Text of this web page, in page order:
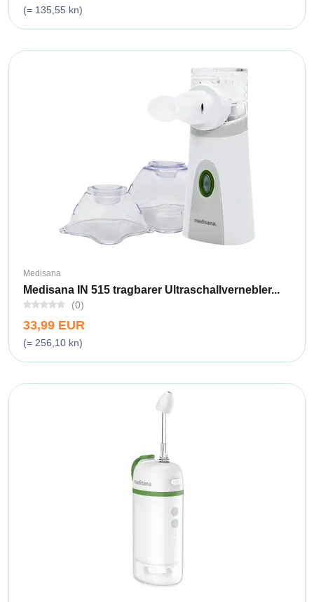
(= 135,55 kn)
Medisana
Medisana IN 515 tragbarer Ultraschallvernebler...
(0)
33,99 EUR
(= 256,10 kn)